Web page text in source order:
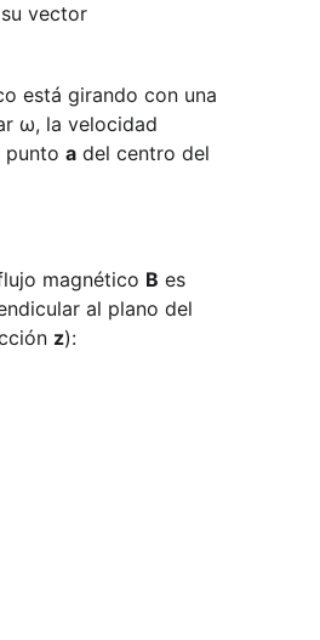
vector
está girando con una
ω, la velocidad
punto a del centro del
magnético B es
al plano del
z):